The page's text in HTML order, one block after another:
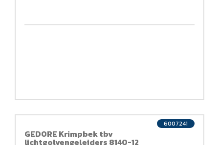
GEDORE Krimpbek tbv
lichtgolvengeleiders 8140-12
6007241